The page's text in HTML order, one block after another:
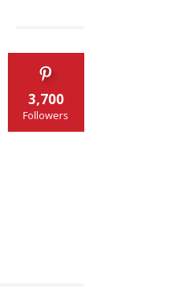
3,700
Followers